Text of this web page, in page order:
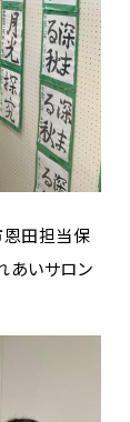
恩田担当保
あいサロン